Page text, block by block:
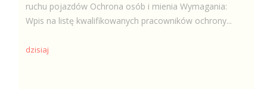
ruchu pojazdów Ochrona osób i mienia Wymagania:
Wpis na listę kwalifikowanych pracowników ochrony...
dzisiaj